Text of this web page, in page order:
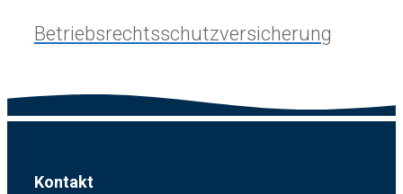
Betriebsrechtsschutzversicherung
Kontakt